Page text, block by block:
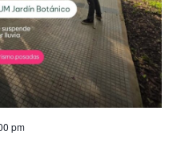
pm